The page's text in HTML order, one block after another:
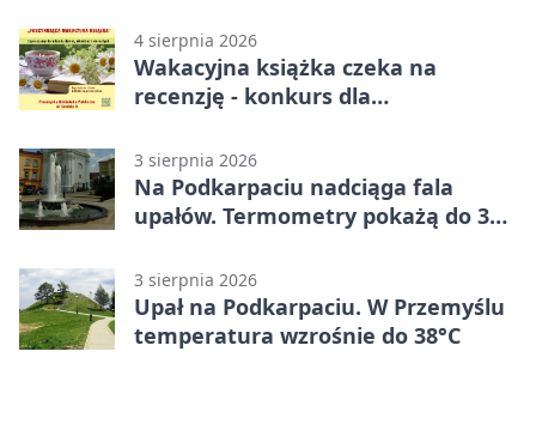
4 sierpnia 2026
Wakacyjna książka czeka na
recenzję - konkurs dla
3 sierpnia 2026
Na Podkarpaciu nadciąga fala
upałów. Termometry pokażą do 36
3 sierpnia 2026
Upał na Podkarpaciu. W Przemyślu
temperatura wzrośnie do 38°C